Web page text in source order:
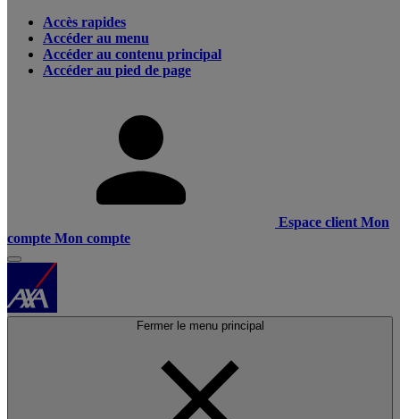
Accès rapides
Accéder au menu
Accéder au contenu principal
Accéder au pied de page
Espace client Mon
compte Mon compte
Fermer le menu principal